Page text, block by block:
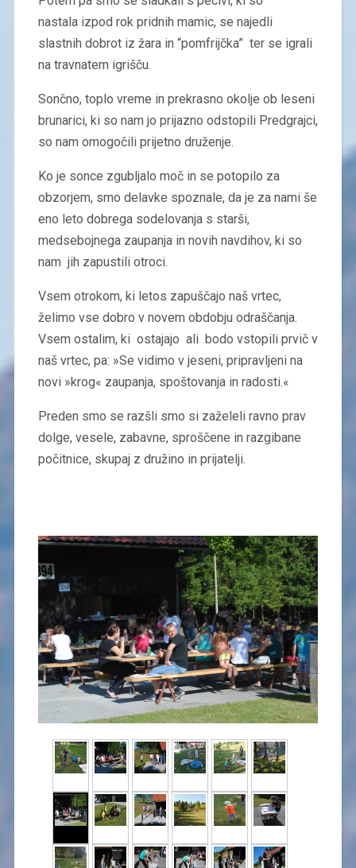
nastala izpod rok pridnih mamic, se najedli
slastnih dobrot iz žara in “pomfrijčka” ter se igrali
na travnatem igrišču.
Sončno, toplo vreme in prekrasno okolje ob leseni
brunarici, ki so nam jo prijazno odstopili Predgrajci,
so nam omogočili prijetno druženje.
Ko je sonce zgubljalo moč in se potopilo za
obzorjem, smo delavke spoznale, da je za nami še
eno leto dobrega sodelovanja s starši,
medsebojnega zaupanja in novih navdihov, ki so
nam jih zapustili otroci.
Vsem otrokom, ki letos zapuščajo naš vrtec,
želimo vse dobro v novem obdobju odraščanja.
Vsem ostalim, ki ostajajo ali bodo vstopili prvič v
naš vrtec, pa: »Se vidimo v jeseni, pripravljeni na
novi »krog« zaupanja, spoštovanja in radosti.«
Preden smo se razšli smo si zaželeli ravno prav
dolge, vesele, zabavne, sproščene in razgibane
počitnice, skupaj z družino in prijatelji.​